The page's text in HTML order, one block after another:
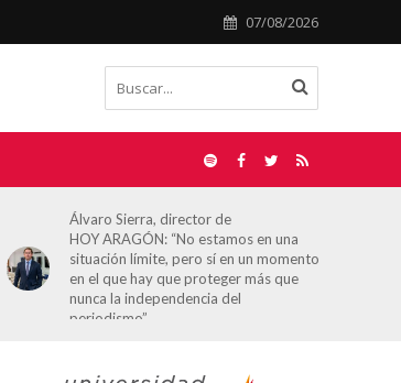
07/08/2026
Álvaro Sierra, director de
HOY ARAGÓN: “No estamos en una
situación límite, pero sí en un momento
en el que hay que proteger más que
nunca la independencia del
periodismo”